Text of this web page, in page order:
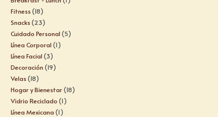
Fitness 18
Snacks 23
Cuidado Personal 5
Línea Corporal 1
Línea Facial 3
Decoración 19
Velas 18
Hogar y Bienestar 18
Vidrio Reciclado 1
Línea Mexicana 1